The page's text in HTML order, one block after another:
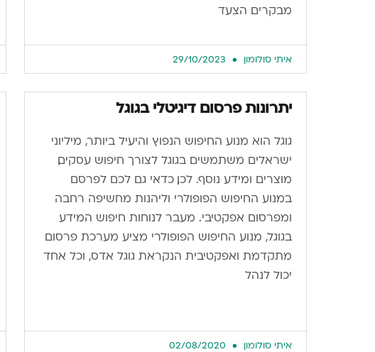
מבקרים. הצעד
איתי סולומון
יתרונות פרסום דיגיטלי בגוגל
גוגל הוא מנוע החיפוש הנפוץ והיעיל ביותר, מיליוני
ישראלים משתמשים בגוגל לצורך חיפוש עסקים,
מוצרים ומידע נוסף. לכן, כדאי גם לכם לפרסם
במנוע החיפוש הפופולרי וליהנות מחשיפה רחבה
ומפרסום אפקטיבי. מעבר לנוחות חיפוש המידע
בגוגל, מנוע החיפוש הפופולרי מציע מערכת פרסום
מתקדמת ואפקטיבית הנקראת גוגל אדס, וכל אחד
יכול לנהל
איתי סולומון